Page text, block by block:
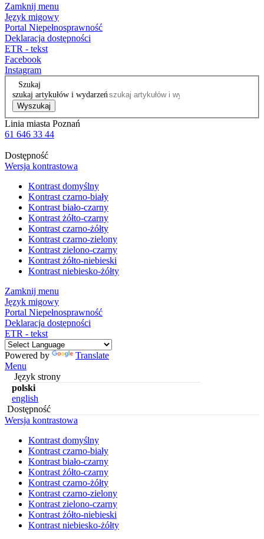
Zamknij menu
Język migowy
Portal Niepełnosprawność
Deklaracja dostępności
ETR - tekst
Facebook
Instagram
Szukaj
szukaj artykułów i wydarzeń
Wyszukaj
Linia miasta Poznań
61 646 33 44
Dostępność
Wersja kontrastowa
Kontrast domyślny
Kontrast czarno-biały
Kontrast biało-czarny
Kontrast żółto-czarny
Kontrast czarno-żółty
Kontrast czarno-zielony
Kontrast zielono-czarny
Kontrast żółto-niebieski
Kontrast niebiesko-żółty
Zamknij menu
Język migowy
Portal Niepełnosprawność
Deklaracja dostępności
ETR - tekst
Powered by
Translate
Menu
Język strony
polski
english
Dostępność
Wersja kontrastowa
Kontrast domyślny
Kontrast czarno-biały
Kontrast biało-czarny
Kontrast żółto-czarny
Kontrast czarno-żółty
Kontrast czarno-zielony
Kontrast zielono-czarny
Kontrast żółto-niebieski
Kontrast niebiesko-żółty